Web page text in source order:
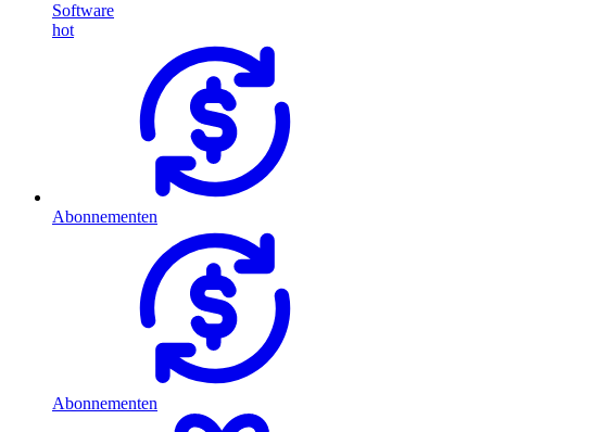
Software
hot
Abonnementen
Abonnementen